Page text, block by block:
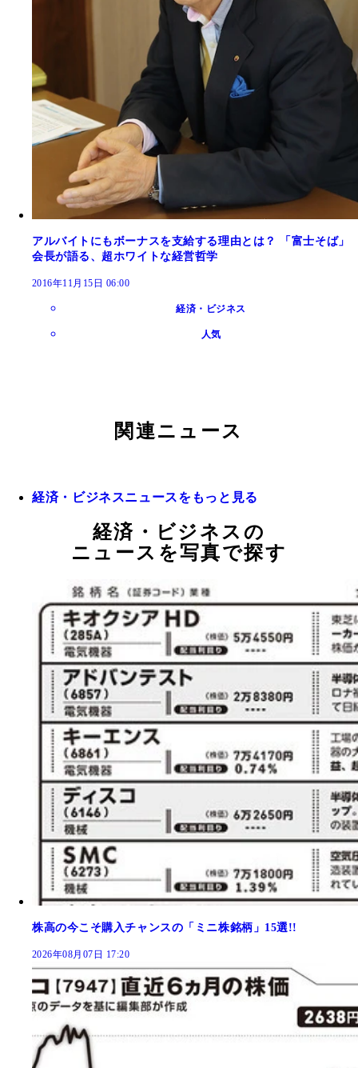
アルバイトにもボーナスを支給する理由とは？ 「富士そば」
会長が語る、超ホワイトな経営哲学
2016年11月15日 06:00
経済・ビジネス
人気
関連ニュース
経済・ビジネスニュースをもっと見る
経済・ビジネスの
ニュースを写真で探す
株高の今こそ購入チャンスの「ミニ株銘柄」15選!!
2026年08月07日 17:20